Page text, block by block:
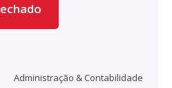
Administração & Contabilidade